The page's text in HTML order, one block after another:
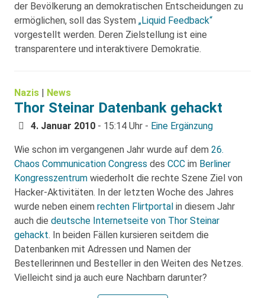
der Bevölkerung an demokratischen Entscheidungen zu
ermöglichen, soll das System „Liquid Feedback“
vorgestellt werden. Deren Zielstellung ist eine
transparentere und interaktivere Demokratie.
Nazis | News
Thor Steinar Datenbank gehackt
4. Januar 2010 - 15:14 Uhr - Eine Ergänzung
Wie schon im vergangenen Jahr wurde auf dem 26.
Chaos Communication Congress des CCC im Berliner
Kongresszentrum wiederholt die rechte Szene Ziel von
Hacker-Aktivitäten. In der letzten Woche des Jahres
wurde neben einem rechten Flirtportal in diesem Jahr
auch die deutsche Internetseite von Thor Steinar
gehackt. In beiden Fällen kursieren seitdem die
Datenbanken mit Adressen und Namen der
Bestellerinnen und Besteller in den Weiten des Netzes.
Vielleicht sind ja auch eure Nachbarn darunter?